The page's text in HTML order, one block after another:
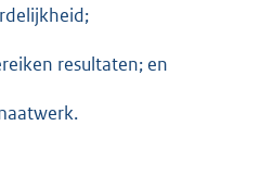
resultaten; en